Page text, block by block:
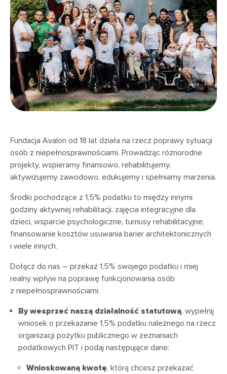
Fundacja Avalon od 18 lat działa na rzecz poprawy sytuacji
osób z niepełnosprawnościami. Prowadząc różnorodne
projekty, wspieramy finansowo, rehabilitujemy,
aktywizujemy zawodowo, edukujemy i spełniamy marzenia.
Środki pochodzące z 1,5% podatku to między innymi
godziny aktywnej rehabilitacji, zajęcia integracyjne dla
dzieci, wsparcie psychologiczne, turnusy rehabilitacyjne,
finansowanie kosztów usuwania barier architektonicznych
i wiele innych.
Dołącz do nas – przekaż 1,5% swojego podatku i miej
realny wpływ na poprawę funkcjonowania osób
z niepełnosprawnościami.
By wesprzeć naszą działalność statutową, wypełnij
wniosek o przekazanie 1,5% podatku należnego na rzecz
organizacji pożytku publicznego w zeznaniach
podatkowych PIT i podaj następujące dane:
Wnioskowaną kwotę, którą chcesz przekazać